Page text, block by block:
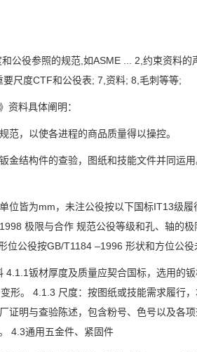
役参照的规范,如ASME ... 2,约束资料的
尺度CTF和公役表; 7,资料; 8,毛刺等等;
资料具体阐明：
范，以使各进程的商品质量得以操控。
结构件的查验，图纸和技能文件并同运用
皆为mm，未注公役按以下国标IT13级履
极限与合作 规范公役等级和孔、轴的
位公役按GB/T1184 –1996 形状和方位公役
钣材厚度及质量应契合国标，选用的钣
形。 4.1.3 尺度：按图纸或技能需求履行
证明与查验陈述，包含粉号、色号以及各
4.3通用五金件、紧固件